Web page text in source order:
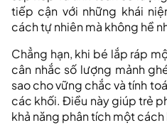
tiếp cận với những khái
cách tự nhiên mà không hề
Chẳng hạn, khi bé lắp ráp
cân nhắc số lượng mảnh
sao cho vững chắc và tính
các khối. Điều này giúp trẻ
khả năng phân tích một cách